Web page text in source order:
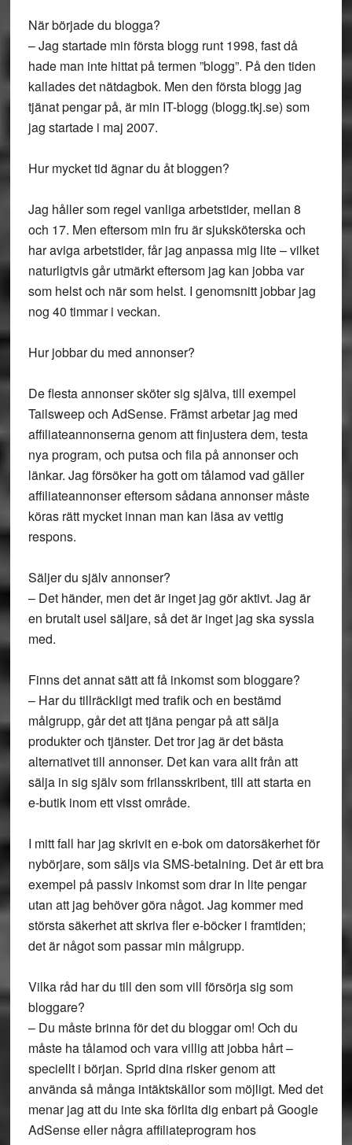
När började du blogga?
– Jag startade min första blogg runt 1998, fast då
hade man inte hittat på termen ”blogg”. På den tiden
kallades det nätdagbok. Men den första blogg jag
tjänat pengar på, är min IT-blogg (blogg.tkj.se) som
jag startade i maj 2007.
Hur mycket tid ägnar du åt bloggen?
Jag håller som regel vanliga arbetstider, mellan 8
och 17. Men eftersom min fru är sjuksköterska och
har aviga arbetstider, får jag anpassa mig lite – vilket
naturligtvis går utmärkt eftersom jag kan jobba var
som helst och när som helst. I genomsnitt jobbar jag
nog 40 timmar i veckan.
Hur jobbar du med annonser?
De flesta annonser sköter sig själva, till exempel
Tailsweep och AdSense. Främst arbetar jag med
affiliateannonserna genom att finjustera dem, testa
nya program, och putsa och fila på annonser och
länkar. Jag försöker ha gott om tålamod vad gäller
affiliateannonser eftersom sådana annonser måste
köras rätt mycket innan man kan läsa av vettig
respons.
Säljer du själv annonser?
– Det händer, men det är inget jag gör aktivt. Jag är
en brutalt usel säljare, så det är inget jag ska syssla
med.
Finns det annat sätt att få inkomst som bloggare?
– Har du tillräckligt med trafik och en bestämd
målgrupp, går det att tjäna pengar på att sälja
produkter och tjänster. Det tror jag är det bästa
alternativet till annonser. Det kan vara allt från att
sälja in sig själv som frilansskribent, till att starta en
e-butik inom ett visst område.
I mitt fall har jag skrivit en e-bok om datorsäkerhet för
nybörjare, som säljs via SMS-betalning. Det är ett bra
exempel på passiv inkomst som drar in lite pengar
utan att jag behöver göra något. Jag kommer med
största säkerhet att skriva fler e-böcker i framtiden;
det är något som passar min målgrupp.
Vilka råd har du till den som vill försörja sig som
bloggare?
– Du måste brinna för det du bloggar om! Och du
måste ha tålamod och vara villig att jobba hårt –
speciellt i början. Sprid dina risker genom att
använda så många intäktskällor som möjligt. Med det
menar jag att du inte ska förlita dig enbart på Google
AdSense eller några affiliateprogram hos